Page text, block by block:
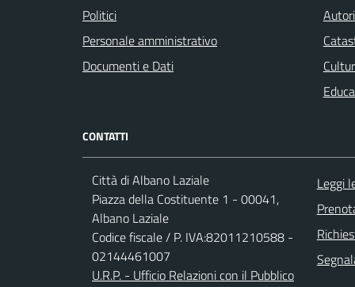
Politici
Personale amministrativo
Documenti e Dati
CONTATTI
Città di Albano Laziale
Piazza della Costituente 1 - 00041,
Albano Laziale
Codice fiscale / P. IVA:82011210588 -
02144461007
U.R.P. - Ufficio Relazioni con il Pubblico
Leggi